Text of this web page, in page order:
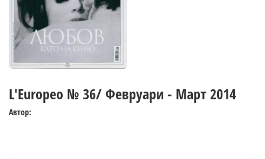
L'Europeo № 36/ Февруари - Март 2014
Автор: